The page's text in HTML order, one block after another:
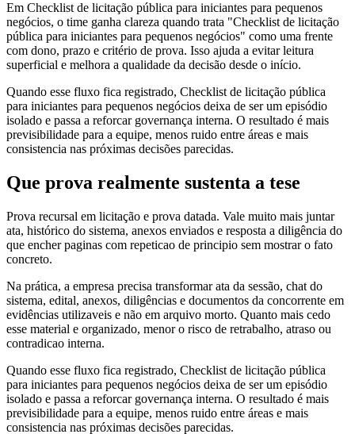
Em Checklist de licitação pública para iniciantes para pequenos
negócios, o time ganha clareza quando trata "Checklist de licitação
pública para iniciantes para pequenos negócios" como uma frente
com dono, prazo e critério de prova. Isso ajuda a evitar leitura
superficial e melhora a qualidade da decisão desde o início.
Quando esse fluxo fica registrado, Checklist de licitação pública
para iniciantes para pequenos negócios deixa de ser um episódio
isolado e passa a reforcar governança interna. O resultado é mais
previsibilidade para a equipe, menos ruido entre áreas e mais
consistencia nas próximas decisões parecidas.
Que prova realmente sustenta a tese
Prova recursal em licitação e prova datada. Vale muito mais juntar
ata, histórico do sistema, anexos enviados e resposta a diligência do
que encher paginas com repeticao de principio sem mostrar o fato
concreto.
Na prática, a empresa precisa transformar ata da sessão, chat do
sistema, edital, anexos, diligências e documentos da concorrente em
evidências utilizaveis e não em arquivo morto. Quanto mais cedo
esse material e organizado, menor o risco de retrabalho, atraso ou
contradicao interna.
Quando esse fluxo fica registrado, Checklist de licitação pública
para iniciantes para pequenos negócios deixa de ser um episódio
isolado e passa a reforcar governança interna. O resultado é mais
previsibilidade para a equipe, menos ruido entre áreas e mais
consistencia nas próximas decisões parecidas.